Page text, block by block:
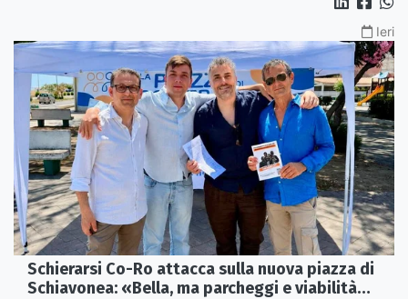
Ieri
Schierarsi Co-Ro attacca sulla nuova piazza di
Schiavonea: «Bella, ma parcheggi e viabilità